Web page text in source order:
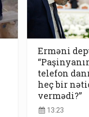
Erməni
telefon
heç bir
vermədi?”
13:23